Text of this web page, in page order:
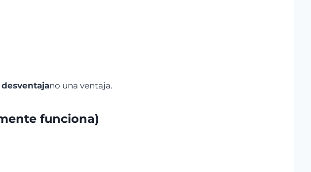
no una ventaja.
funciona)